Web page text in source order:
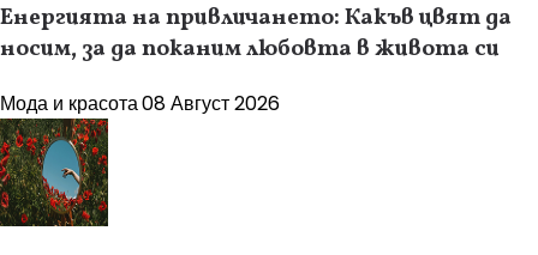
Енергията на привличането: Какъв цвят да
носим, за да поканим любовта в живота си
Мода и красота08 Август 2026